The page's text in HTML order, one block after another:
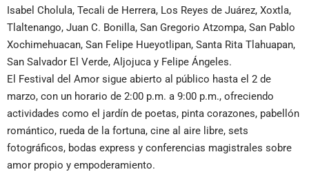
Isabel Cholula, Tecali de Herrera, Los Reyes de Juárez, Xoxtla,
Tlaltenango, Juan C. Bonilla, San Gregorio Atzompa, San Pablo
Xochimehuacan, San Felipe Hueyotlipan, Santa Rita Tlahuapan,
San Salvador El Verde, Aljojuca y Felipe Ángeles.
El Festival del Amor sigue abierto al público hasta el 2 de
marzo, con un horario de 2:00 p.m. a 9:00 p.m., ofreciendo
actividades como el jardín de poetas, pinta corazones, pabellón
romántico, rueda de la fortuna, cine al aire libre, sets
fotográficos, bodas express y conferencias magistrales sobre
amor propio y empoderamiento.